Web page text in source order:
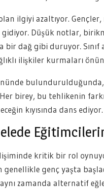
ilgiyi azaltıyor. Gençler,
Düşük notlar,
dağ gibi duruyor. Sınıf
ilişkiler kurmaları
birey, bu tehlikenin
kıyısında dans ediyor.
kritik bir rol
genellikle genç yaşta
zamanda alternatif